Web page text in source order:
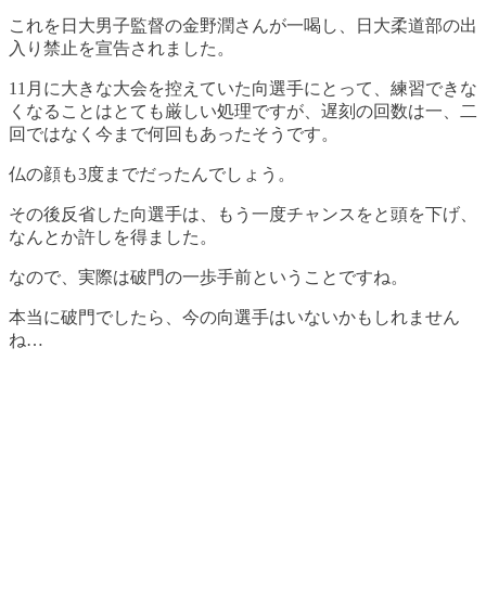
これを日大男子監督の金野潤さんが一喝し、日大柔道部の出
入り禁止を宣告されました。
11月に大きな大会を控えていた向選手にとって、練習できな
くなることはとても厳しい処理ですが、遅刻の回数は一、二
回ではなく今まで何回もあったそうです。
仏の顔も3度までだったんでしょう。
その後反省した向選手は、もう一度チャンスをと頭を下げ、
なんとか許しを得ました。
なので、 実際は破門の一歩手前ということですね。
本当に破門でしたら、今の向選手はいないかもしれません
ね…